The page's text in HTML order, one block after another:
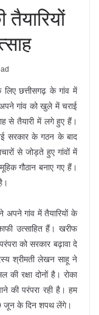
छत्तीसगढ़ के गांव में
गांव को खुले में चराई
से तैयारी में लगे हुए हैं।
सरकार के गठन के बाद
से जोड़ते हुए गांवों में
गौठान बनाए गए हैं।
अपने गांव में तैयारियों के
उत्साहित हैं। खरीफ
को सरकार बढ़ावा दे
श्रीमती लेखन साहू ने
रक्षा दोनों है। रोका
की परंपरा रही है। हम
जून के दिन शपथ लेंगे।